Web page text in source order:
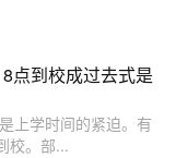
点到校成过去式是
上学时间的紧迫。有
校。部...